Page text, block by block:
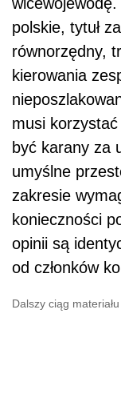
polskie, tytuł
równorzędny,
kierowania
musi
być karany za
umyślne
zakresie
konieczności
opinii są
od członków
Dalszy ciąg